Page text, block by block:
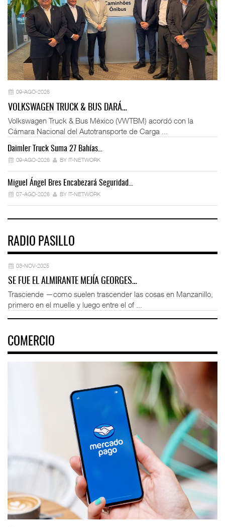
09-AGO-2026
VOLKSWAGEN TRUCK & BUS DARÁ…
Volkswagen Truck & Bus México (VWTBM) acordó con la
Cámara Nacional del Autotransporte de Carga ...
Daimler Truck Suma 27 Bahías…
09-AGO-2026 BY IT-NETWORK
Miguel Ángel Bres Encabezará Seguridad…
07-AGO-2026 BY IT-NETWORK
RADIO PASILLO
03-NOV-2025
SE FUE EL ALMIRANTE MEJÍA GEORGES…
Trasciende —como suelen trascender las cosas en Manzanillo,
primero en el muelle y luego entre el of ...
COMERCIO